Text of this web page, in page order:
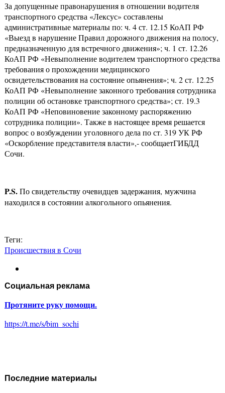
За допущенные правонарушения в отношении водителя
транспортного средства «Лексус» составлены
административные материалы по: ч. 4 ст. 12.15 КоАП РФ
«Выезд в нарушение Правил дорожного движения на полосу,
предназначенную для встречного движения»; ч. 1 ст. 12.26
КоАП РФ «Невыполнение водителем транспортного средства
требования о прохождении медицинского
освидетельствования на состояние опьянения»; ч. 2 ст. 12.25
КоАП РФ «Невыполнение законного требования сотрудника
полиции об остановке транспортного средства»; ст. 19.3
КоАП РФ «Неповиновение законному распоряжению
сотрудника полиции». Также в настоящее время решается
вопрос о возбуждении уголовного дела по ст. 319 УК РФ
«Оскорбление представителя власти»,- сообщаетГИБДД
Сочи.
P.S.По свидетельству очевидцев задержания, мужчина
находился в состоянии алкогольного опьянения.
Теги:
Происшествия в Сочи
Социальная реклама
Протяните руку помощи.
https://t.me/s/bim_sochi
Последние материалы